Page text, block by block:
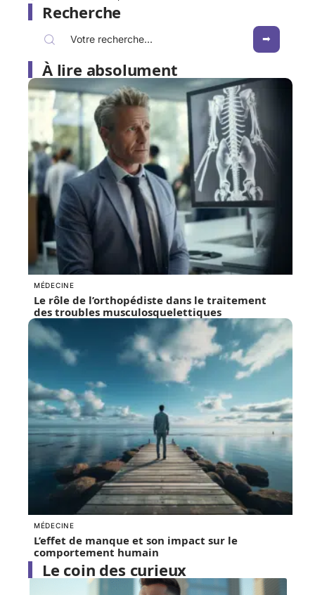
Recherche
À lire absolument
MÉDECINE
Le rôle de l’orthopédiste dans le traitement
des troubles musculosquelettiques
MÉDECINE
L’effet de manque et son impact sur le
comportement humain
Le coin des curieux